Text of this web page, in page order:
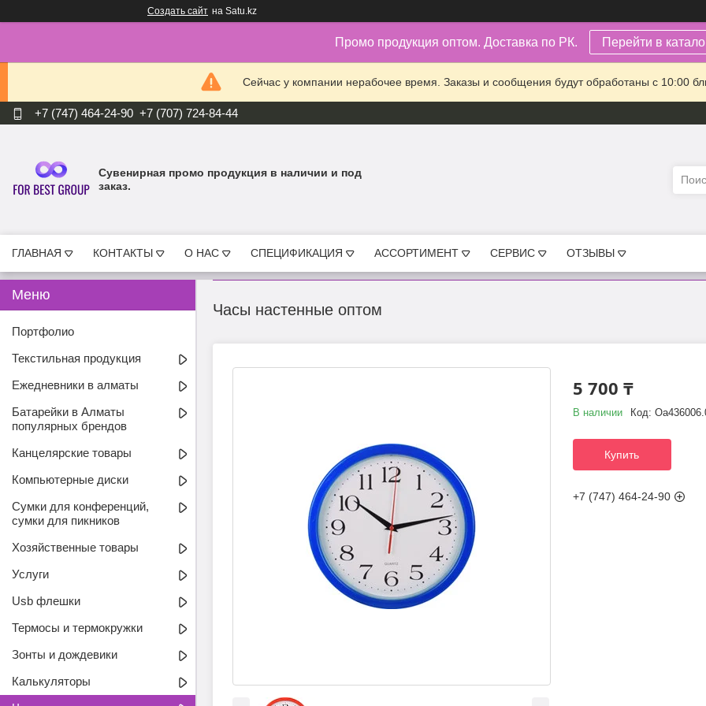
Создать сайт на Satu.kz
Промо продукция оптом. Доставка по РК. Перейти в
Сейчас у компании нерабочее время. Заказы и сообщения будут обработаны с 10:00
+7 (747) 464-24-90 +7 (707) 724-84-44
Cувенирная промо продукция в наличии и под
заказ.
ГЛАВНАЯ КОНТАКТЫ О НАС СПЕЦИФИКАЦИЯ АССОРТИМЕНТ СЕРВИС ОТЗЫВЫ
Часы настенные оптом
5 700 ₸
В наличии Код:
Купить
+7 (747) 464-24-90
Портфолио
Текстильная продукция
Ежедневники в алматы
Батарейки в Алматы
популярных брендов
Канцелярские товары
Компьютерные диски
Сумки для конференций,
сумки для пикников
Хозяйственные товары
Услуги
Usb флешки
Термосы и термокружки
Зонты и дождевики
Калькуляторы